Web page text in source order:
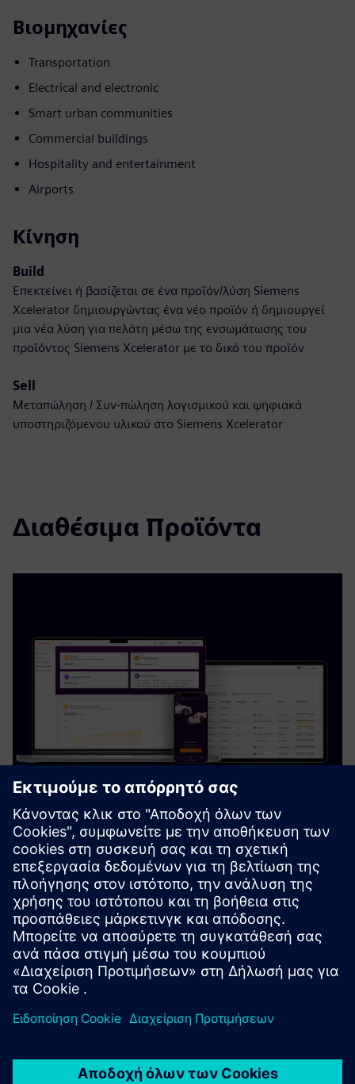
Βιομηχανίες
Transportation
Electrical and electronic
Smart urban communities
Commercial buildings
Hospitality and entertainment
Airports
Κίνηση
Build
Επεκτείνει ή βασίζεται σε ένα προϊόν/λύση Siemens
Xcelerator δημιουργώντας ένα νέο προϊόν ή δημιουργεί
μια νέα λύση για πελάτη μέσω της ενσωμάτωσης του
προϊόντος Siemens Xcelerator με το δικό του προϊόν
Sell
Μεταπώληση / Συν-πώληση λογισμικού και ψηφιακά
υποστηριζόμενου υλικού στο Siemens Xcelerator
Διαθέσιμα Προϊόντα
Noodoe EV OS
Το Noodoo EV OS είναι ένα προηγμένο λογισμικό φόρτισης
EV (CMS) που βασίζεται σε σύννεφο και υποστηρίζει
αξιόπιστες υπηρεσίες φόρτισης με μέσο χρόνο
λειτουργίας λογισμικού 99,9%.
Μάθετε περισσότερα